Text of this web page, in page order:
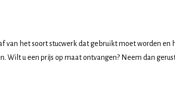
het soort stucwerk dat gebruikt moet worden en
Wilt u een prijs op maat ontvangen? Neem dan